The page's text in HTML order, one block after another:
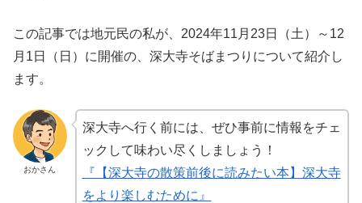
この記事では地元民の私が、2024年11月23日（土）～12
月1日（日）に開催の、深大寺そばまつりについて紹介し
ます。
おかさん
深大寺へ行く前には、ぜひ事前に情報をチェ
ックして味わい尽くしましょう！
『【深大寺の散策前後に読みたい本】深大寺
をより楽しむために』